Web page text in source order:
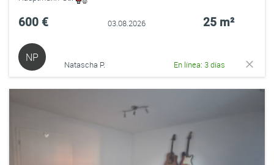
600 € 03.08.2026 25 m²
NP
Natascha P. En línea: 3 días